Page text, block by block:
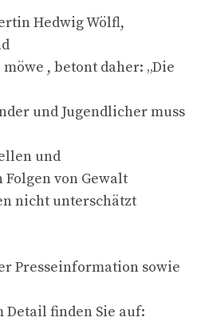
Hedwig Wölfl,
, betont daher: „Die
und Jugendlicher muss
und
von Gewalt
nicht unterschätzt
Presseinformation sowie
Detail finden Sie auf: